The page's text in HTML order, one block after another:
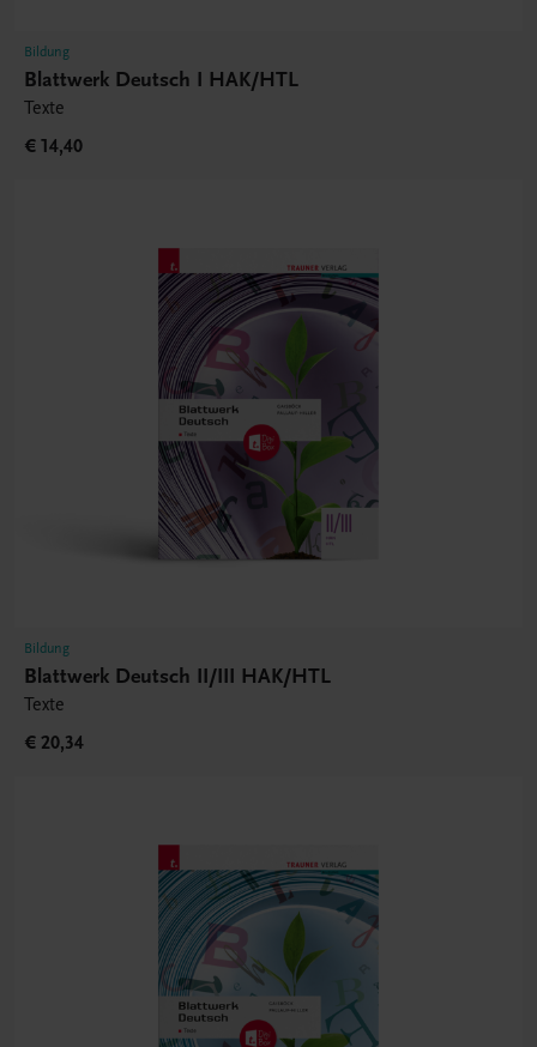
Bildung
Blattwerk Deutsch I HAK/HTL
Texte
€ 14,40
Bildung
Blattwerk Deutsch II/III HAK/HTL
Texte
€ 20,34